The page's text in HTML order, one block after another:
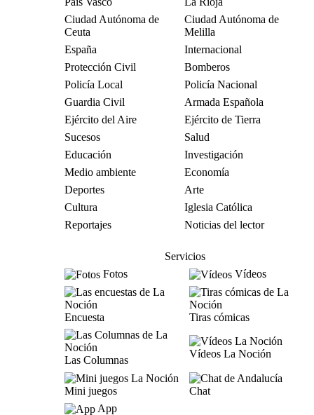
Ciudad Autónoma de
Ceuta
Ciudad Autónoma de
Melilla
España
Internacional
Protección Civil
Bomberos
Policía Local
Policía Nacional
Guardia Civil
Armada Española
Ejército del Aire
Ejército de Tierra
Sucesos
Salud
Educación
Investigación
Medio ambiente
Economía
Deportes
Arte
Cultura
Iglesia Católica
Reportajes
Noticias del lector
Servicios
Fotos
Vídeos
Encuesta Tiras cómicas
Las Columnas
Vídeos La Noción
Mini juegos
Chat
App